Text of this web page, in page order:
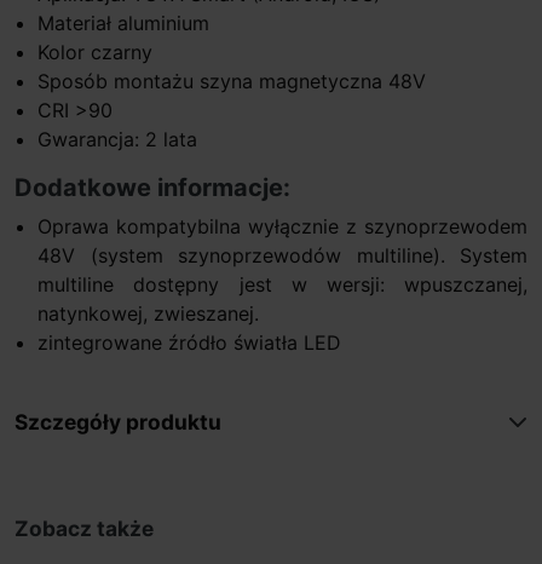
Materiał aluminium
Kolor czarny
Sposób montażu szyna magnetyczna 48V
CRI >90
Gwarancja: 2 lata
Dodatkowe informacje:
Oprawa kompatybilna wyłącznie z szynoprzewodem
48V (system szynoprzewodów multiline). System
multiline dostępny jest w wersji: wpuszczanej,
natynkowej, zwieszanej.
zintegrowane źródło światła LED
Szczegóły produktu
Zobacz także